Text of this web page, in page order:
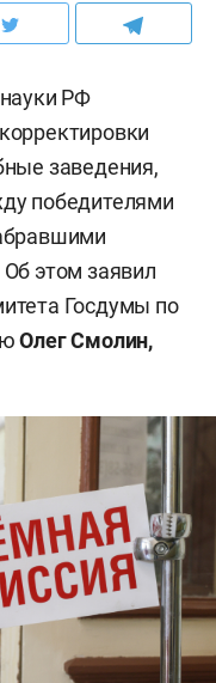
РФ
заведения,
победителями
этом заявил
Госдумы по
Олег Смолин,